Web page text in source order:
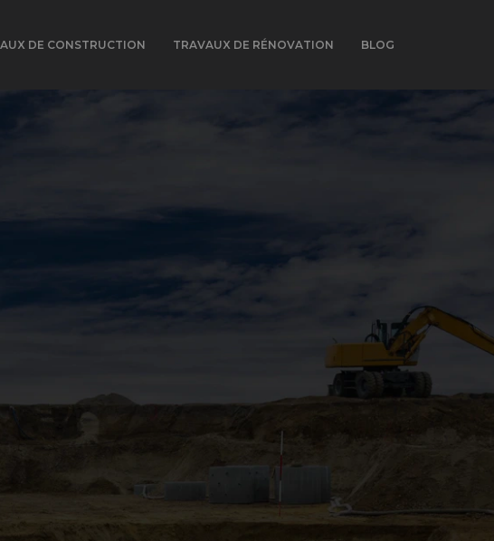
DE CONSTRUCTION TRAVAUX DE RÉNOVATION BLOG